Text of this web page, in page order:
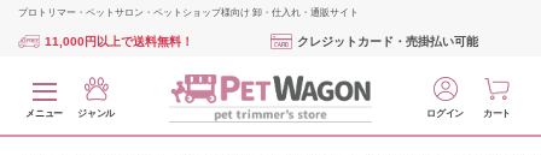
プロトリマー・ペットサロン・ペットショップ様向け 卸・仕入れ・通販サイト
11,000円以上で送料無料！ クレジットカード・売掛払い可能
メニュー ジャンル ログイン カート